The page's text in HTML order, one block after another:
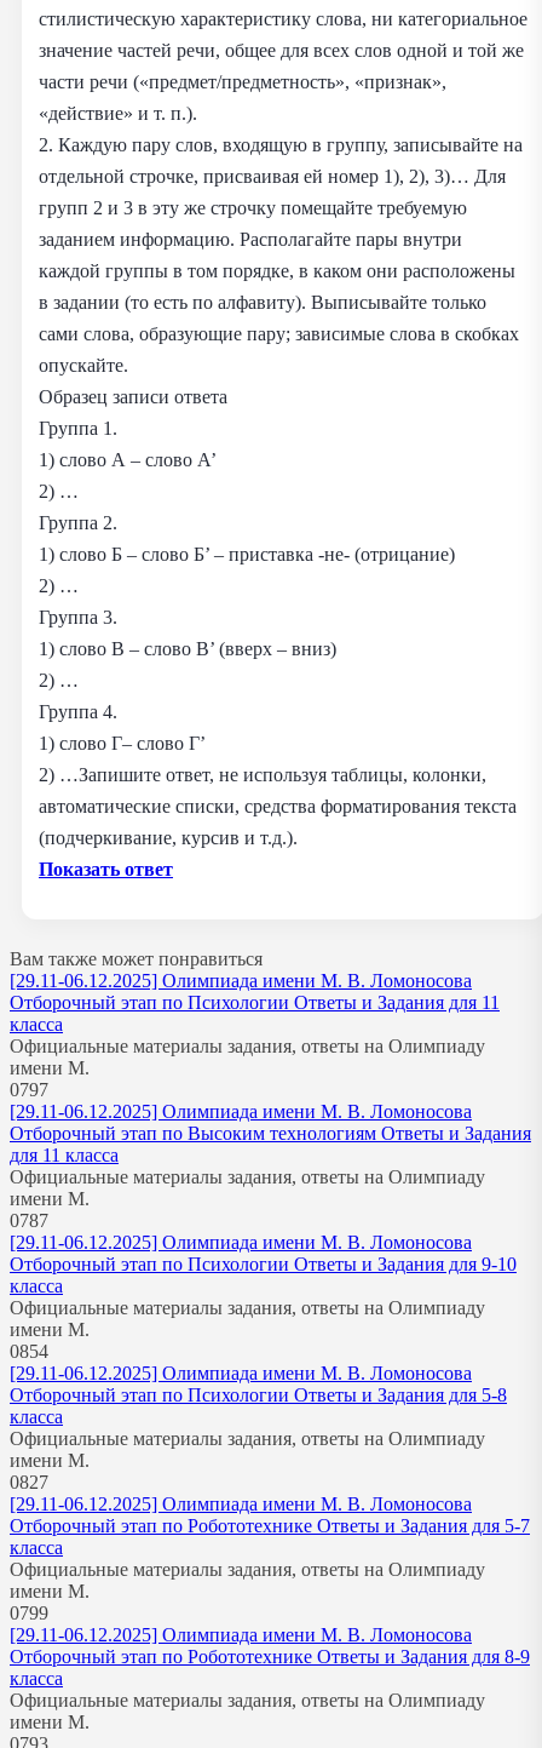
стилистическую характеристику слова, ни категориальное
значение частей речи, общее для всех слов одной и той же
части речи («предмет/предметность», «признак»,
«действие» и т. п.).
2. Каждую пару слов, входящую в группу, записывайте на
отдельной строчке, присваивая ей номер 1), 2), 3)… Для
групп 2 и 3 в эту же строчку помещайте требуемую
заданием информацию. Располагайте пары внутри
каждой группы в том порядке, в каком они расположены
в задании (то есть по алфавиту). Выписывайте только
сами слова, образующие пару; зависимые слова в скобках
опускайте.
Образец записи ответа
Группа 1.
1) слово А – слово А’
2) …
Группа 2.
1) слово Б – слово Б’ – приставка -не- (отрицание)
2) …
Группа 3.
1) слово В – слово В’ (вверх – вниз)
2) …
Группа 4.
1) слово Г– слово Г’
2) …Запишите ответ, не используя таблицы, колонки,
автоматические списки, средства форматирования текста
(подчеркивание, курсив и т.д.).
Показать ответ
Вам также может понравиться
[29.11-06.12.2025] Олимпиада имени М. В. Ломоносова
Отборочный этап по Психологии Ответы и Задания для 11
класса
Официальные материалы задания, ответы на Олимпиаду
имени М.
0797
[29.11-06.12.2025] Олимпиада имени М. В. Ломоносова
Отборочный этап по Высоким технологиям Ответы и Задания
для 11 класса
Официальные материалы задания, ответы на Олимпиаду
имени М.
0787
[29.11-06.12.2025] Олимпиада имени М. В. Ломоносова
Отборочный этап по Психологии Ответы и Задания для 9-10
класса
Официальные материалы задания, ответы на Олимпиаду
имени М.
0854
[29.11-06.12.2025] Олимпиада имени М. В. Ломоносова
Отборочный этап по Психологии Ответы и Задания для 5-8
класса
Официальные материалы задания, ответы на Олимпиаду
имени М.
0827
[29.11-06.12.2025] Олимпиада имени М. В. Ломоносова
Отборочный этап по Робототехнике Ответы и Задания для 5-7
класса
Официальные материалы задания, ответы на Олимпиаду
имени М.
0799
[29.11-06.12.2025] Олимпиада имени М. В. Ломоносова
Отборочный этап по Робототехнике Ответы и Задания для 8-9
класса
Официальные материалы задания, ответы на Олимпиаду
имени М.
0793